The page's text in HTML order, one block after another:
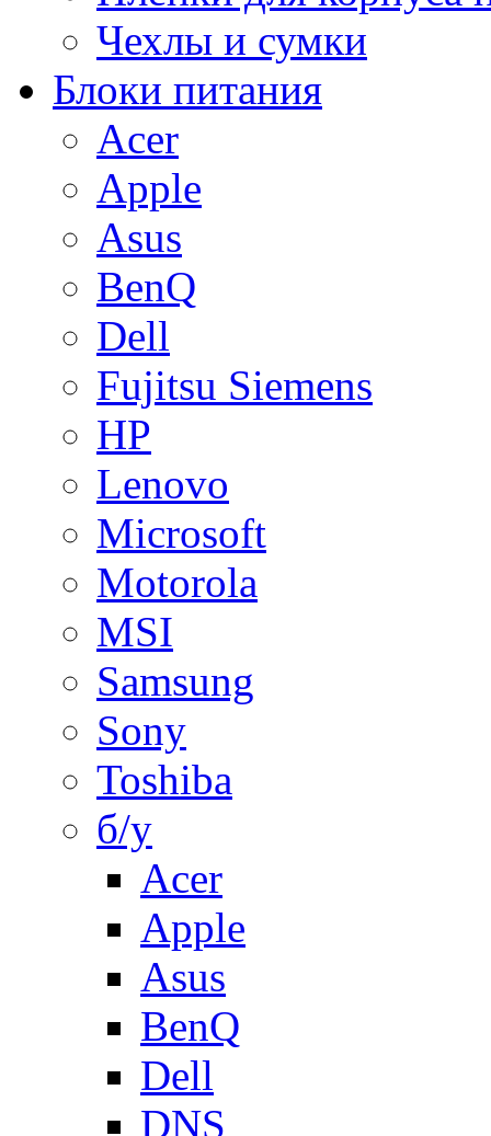
Чехлы и сумки
Блоки питания
Acer
Apple
Asus
BenQ
Dell
Fujitsu Siemens
HP
Lenovo
Microsoft
Motorola
MSI
Samsung
Sony
Toshiba
б/у
Acer
Apple
Asus
BenQ
Dell
DNS